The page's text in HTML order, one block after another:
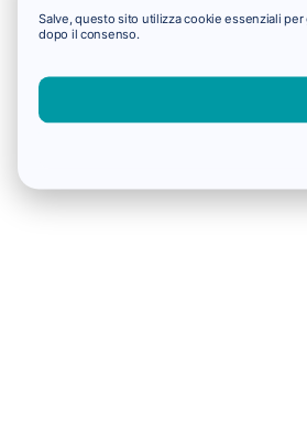
Salve, questo sito utilizza cookie essenziali
dopo il consenso.